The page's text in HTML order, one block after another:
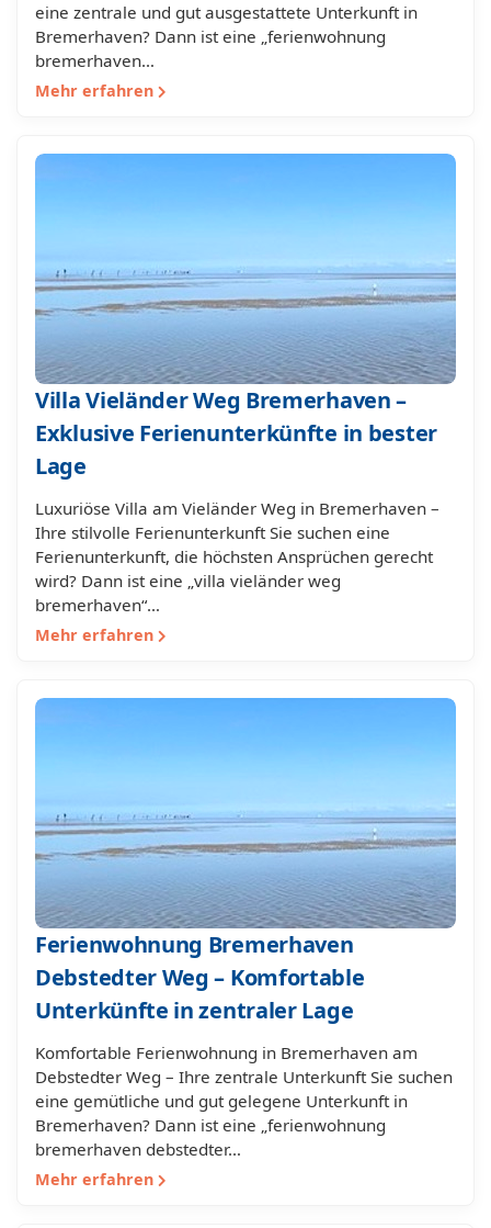
eine zentrale und gut ausgestattete Unterkunft in
Bremerhaven? Dann ist eine „ferienwohnung
bremerhaven…
Mehr erfahren
Villa Vieländer Weg Bremerhaven –
Exklusive Ferienunterkünfte in bester
Lage
Luxuriöse Villa am Vieländer Weg in Bremerhaven –
Ihre stilvolle Ferienunterkunft Sie suchen eine
Ferienunterkunft, die höchsten Ansprüchen gerecht
wird? Dann ist eine „villa vieländer weg
bremerhaven“…
Mehr erfahren
Ferienwohnung Bremerhaven
Debstedter Weg – Komfortable
Unterkünfte in zentraler Lage
Komfortable Ferienwohnung in Bremerhaven am
Debstedter Weg – Ihre zentrale Unterkunft Sie suchen
eine gemütliche und gut gelegene Unterkunft in
Bremerhaven? Dann ist eine „ferienwohnung
bremerhaven debstedter…
Mehr erfahren